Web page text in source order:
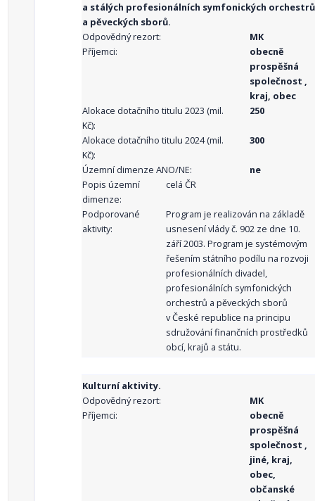
a stálých profesionálních symfonických orchestrů
a pěveckých sborů.
Odpovědný rezort:
MK
Příjemci:
obecně
prospěšná
společnost ,
kraj, obec
Alokace dotačního titulu 2023 (mil.
Kč):
250
Alokace dotačního titulu 2024 (mil.
Kč):
300
Územní dimenze ANO/NE:
ne
Popis územní
dimenze:
celá ČR
Podporované
aktivity:
Program je realizován na základě
usnesení vlády č. 902 ze dne 10.
září 2003. Program je systémovým
řešením státního podílu na rozvoji
profesionálních divadel,
profesionálních symfonických
orchestrů a pěveckých sborů
v České republice na principu
sdružování finančních prostředků
obcí, krajů a státu.
Kulturní aktivity.
Odpovědný rezort:
MK
Příjemci:
obecně
prospěšná
společnost ,
jiné, kraj,
obec,
občanské